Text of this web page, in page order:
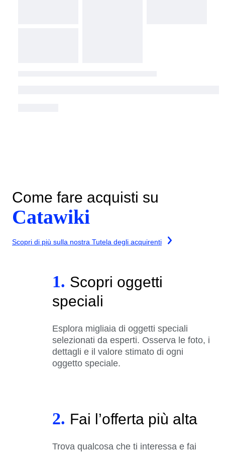
Come fare acquisti su
Catawiki
Scopri di più sulla nostra Tutela degli acquirenti
1. Scopri oggetti
speciali
Esplora migliaia di oggetti speciali
selezionati da esperti. Osserva le foto, i
dettagli e il valore stimato di ogni
oggetto speciale.
2. Fai l’offerta più alta
Trova qualcosa che ti interessa e fai